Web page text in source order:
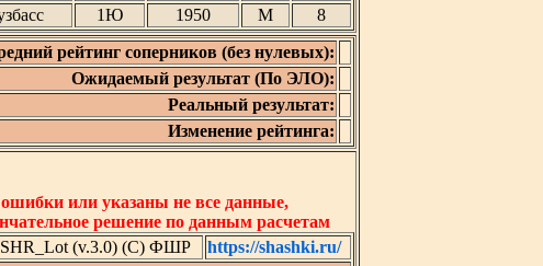
1Ю 1950 М
8
рейтинг соперников (без нулевых):
Ожидаемый результат (По ЭЛО):
Реальный результат:
Изменение рейтинга:
или указаны не все данные,
решение по данным расчетам
(v.3.0) (C) ФШР
https://shashki.ru/